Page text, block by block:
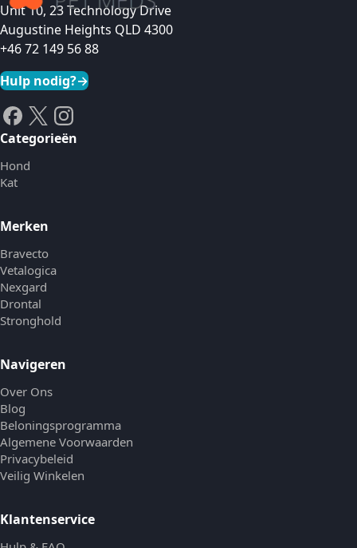
Unit 10, 23 Technology Drive
Augustine Heights QLD 4300
+46 72 149 56 88
Hulp nodig?→
Categorieën
Hond
Kat
Merken
Bravecto
Vetalogica
Nexgard
Drontal
Stronghold
Navigeren
Over Ons
Blog
Beloningsprogramma
Algemene Voorwaarden
Privacybeleid
Veilig Winkelen
Klantenservice